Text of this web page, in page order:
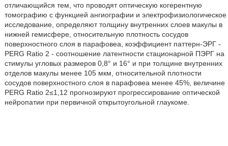
отличающийся тем, что проводят оптическую когерентную
томографию с функцией ангиографии и электрофизиологическое
исследование, определяют толщину внутренних слоев макулы в
нижней гемисфере, относительную плотность сосудов
поверхностного слоя в парафовеа, коэффициент паттерн-ЭРГ -
PERG Ratio 2 - соотношение латентности стационарной ПЭРГ на
стимулы угловых размеров 0,8° и 16° и при толщине внутренних
отделов макулы менее 105 мкм, относительной плотности
сосудов поверхностного слоя в парафовеа менее 45%, величине
PERG Ratio 2≤1,12 прогнозируют прогрессирование оптической
нейропатии при первичной открытоугольной глаукоме.